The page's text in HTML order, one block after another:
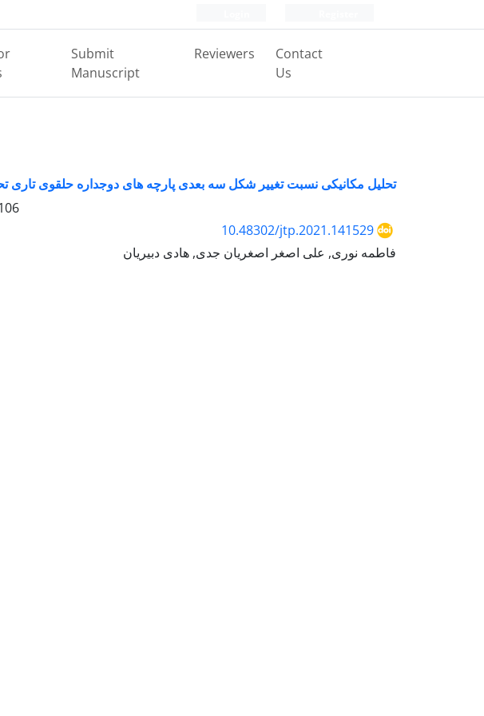
Submit
Manuscript
Reviewers
Contact
Us
تحلیل مکانیکی نسبت تغییر شکل سه بعدی پارچه های دوجداره حلقوی
10.48302/jtp.2021.141529
فاطمه نوری, علی اصغر اصغریان جدی, هادی دبیریان